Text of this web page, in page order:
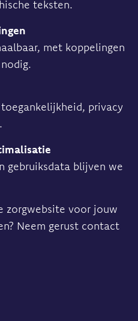
teksten.
met koppelingen
privacy
gebruiksdata blijven we
zorgwebsite voor jouw
Neem gerust contact